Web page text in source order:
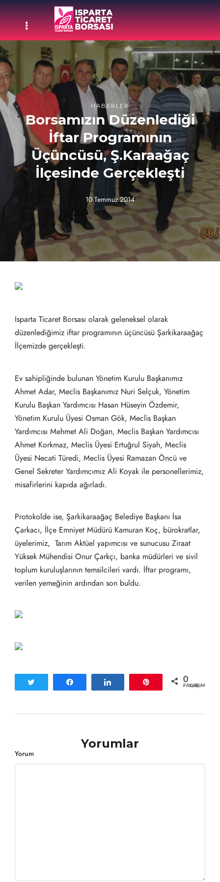
HABERLER
Borsamızın Düzenlediği
İftar Programının
Üçüncüsü, Ş.Karaağaç
İlçesinde Gerçekleşti
10 Temmuz 2014
Isparta Ticaret Borsası olarak geleneksel olarak
düzenlediğimiz iftar programının üçüncüsü Şarkikaraağaç
İlçemizde gerçekleşti.
Ev sahipliğinde bulunan Yönetim Kurulu Başkanımız
Ahmet Adar, Meclis Başkanımız Nuri Selçuk, Yönetim
Kurulu Başkan Yardımcısı Hasan Hüseyin Özdemir,
Yönetim Kurulu Üyesi Osman Gök, Meclis Başkan
Yardımcısı Mehmet Ali Doğan, Meclis Başkan Yardımcısı
Ahmet Korkmaz, Meclis Üyesi Ertuğrul Siyah, Meclis
Üyesi Necati Türedi, Meclis Üyesi Ramazan Öncü ve
Genel Sekreter Yardımcımız Ali Koyak ile personellerimiz,
misafirlerini kapıda ağırladı.
Protokolde ise, Şarkikaraağaç Belediye Başkanı İsa
Çarkacı, İlçe Emniyet Müdürü Kamuran Koç, bürokratlar,
üyelerimiz, Tarım Aktüel yapımcısı ve sunucusu Ziraat
Yüksek Mühendisi Onur Çarkçı, banka müdürleri ve sivil
toplum kuruluşlarının temsilcileri vardı. İftar programı,
verilen yemeğinin ardından son buldu.
0
PAYLAŞIMLAR
Yorumlar
Yorum